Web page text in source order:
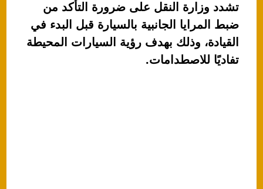
تشدد وزارة النقل على ضرورة التأكد من
ضبط المرايا الجانبية بالسيارة قبل البدء في
القيادة، وذلك بهدف رؤية السيارات المحيطة
تفاديًا للاصطدامات.